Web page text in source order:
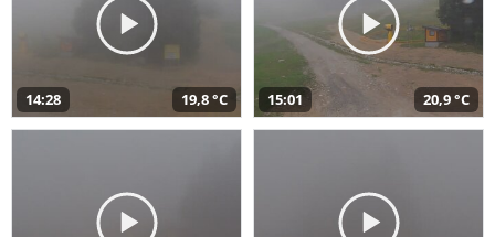
14:28 19,8 °C 15:01 20,9 °C